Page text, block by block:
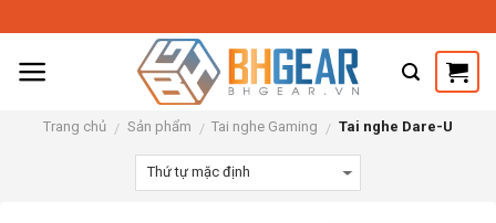
content
Trang chủ / Sản phẩm / Tai nghe Gaming / Tai nghe Dare-U